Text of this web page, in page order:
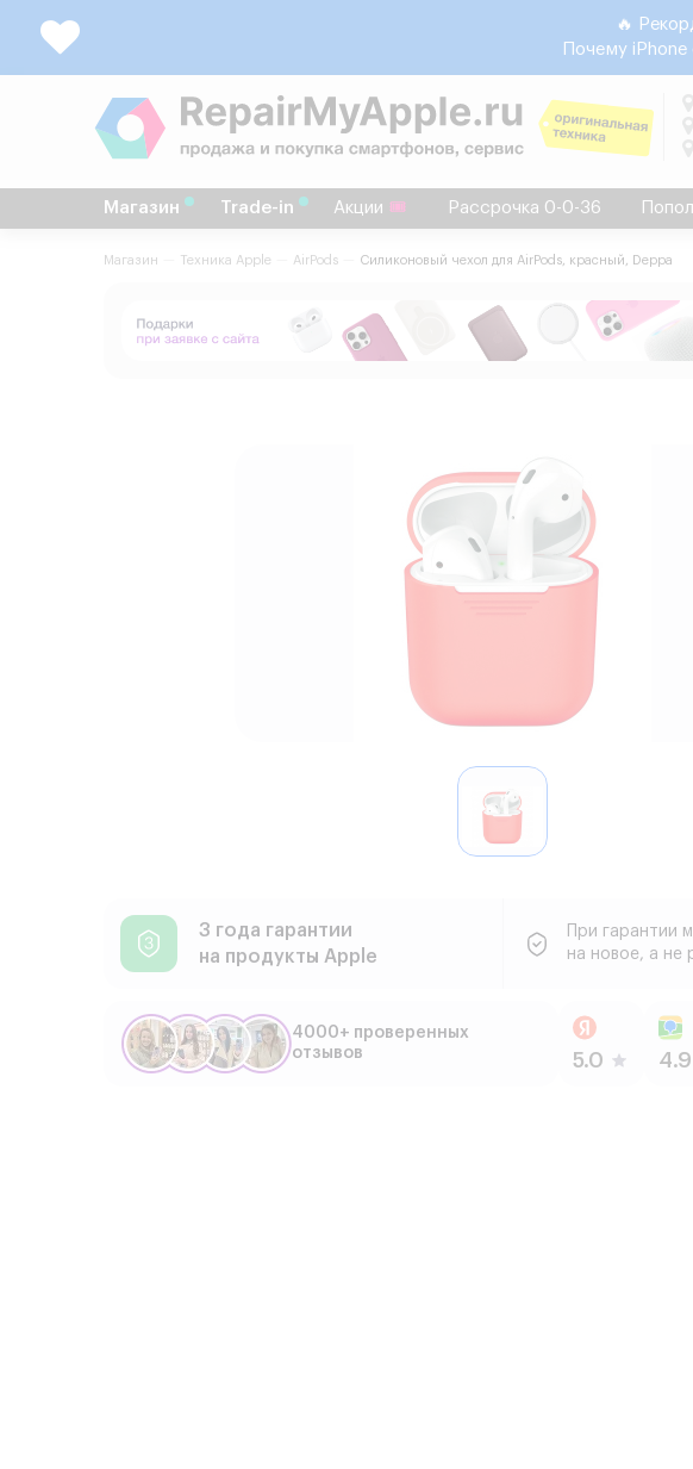
🔥
Почему
Магазин Trade-in Акции Рассрочка 0-0-36
Магазин Техника Apple AirPods Силиконовый чехол для AirPods, красный, Deppa
3 года гарантии
на продукты Apple
При гарантии
на новое, а не
4000+ проверенных
отзывов